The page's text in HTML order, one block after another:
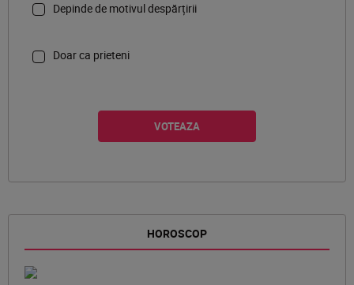
Depinde de motivul despărțirii
Doar ca prieteni
HOROSCOP